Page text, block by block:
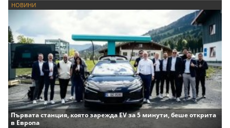
НОВИНИ
Първата станция, която зарежда EV за 5 минути, беше открита
в Европа